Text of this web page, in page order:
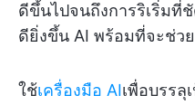
ดีขึ้นไปจนถึงการริเริ่มที่
ดียิ่งขึ้น AI พร้อมที่จะช่ว
ใช้เครื่องมือ AIเพื่อบรรลุ